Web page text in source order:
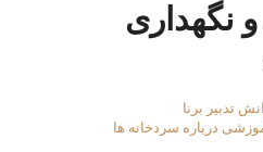
نگهداری
تدبیر برنا
درباره سردخانه ها